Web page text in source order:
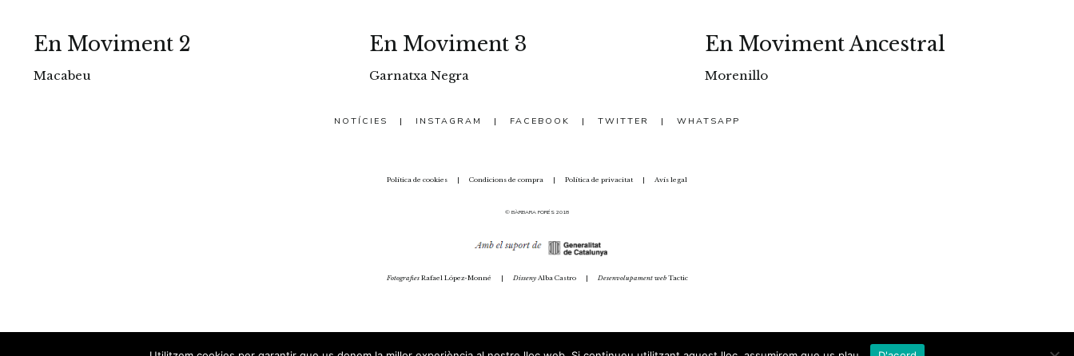
En Moviment 2
Macabeu
En Moviment 3
Garnatxa Negra
En Moviment Ancestral
Morenillo
NOTÍCIES | INSTAGRAM | FACEBOOK | TWITTER | WHATSAPP
Política de cookies | Condicions de compra | Política de privacitat | Avís legal
© BÀRBARA FORÉS 2018
FotografiesRafael López-Monné | DissenyAlba Castro | Desenvolupament webTactic